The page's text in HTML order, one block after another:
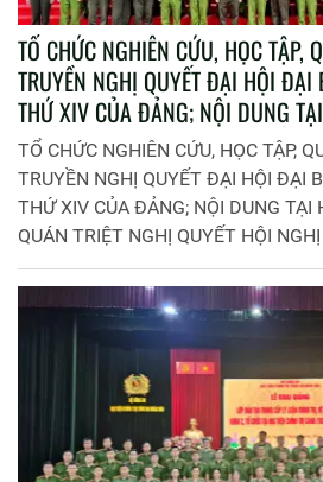
TỔ CHỨC NGHIÊN CỨU, HỌC TẬP,
TRUYỀN NGHỊ QUYẾT ĐẠI HỘI ĐẠI
THỨ XIV CỦA ĐẢNG; NỘI DUNG
QUỐC QUÁN TRIỆT NGHỊ QUYẾT
BAN CHẤP HÀNH TRUNG ƯƠNG
ĐẢNG BỘ BỘ PHẬN PHÒNG QUẢN
TỔ CHỨC NGHIÊN CỨU, HỌC TẬP,
TRUYỀN NGHỊ QUYẾT ĐẠI HỘI ĐẠI
THỨ XIV CỦA ĐẢNG; NỘI DUNG TẠI
QUÁN TRIỆT NGHỊ QUYẾT HỘI
CHẤP HÀNH TRUNG ƯƠNG ĐẢNG
BỘ BỘ PHẬN PHÒNG QUẢN LÝ HỌC